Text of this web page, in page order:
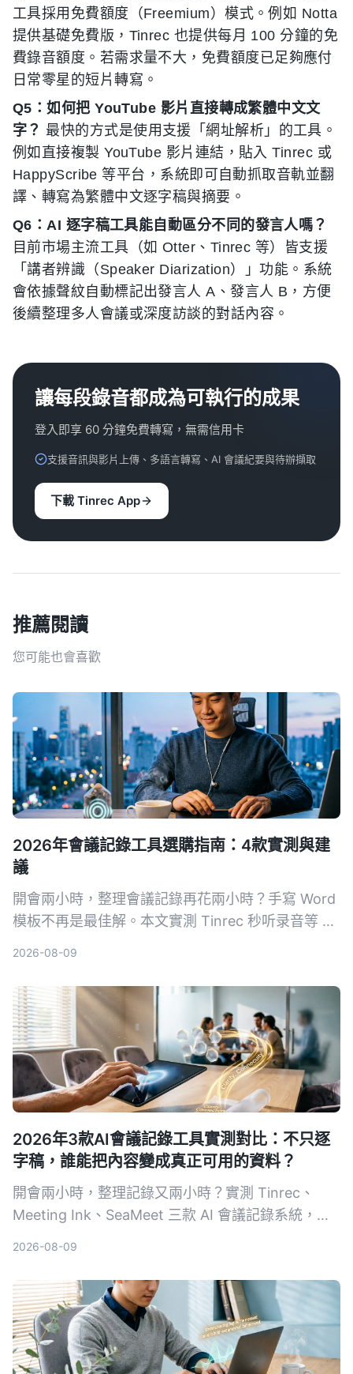
工具採用免費額度（Freemium）模式。例如 Notta
提供基礎免費版，Tinrec 也提供每月 100 分鐘的免
費錄音額度。若需求量不大，免費額度已足夠應付
日常零星的短片轉寫。
Q5：如何把 YouTube 影片直接轉成繁體中文文
字？ 最快的方式是使用支援「網址解析」的工具。
例如直接複製 YouTube 影片連結，貼入 Tinrec 或
HappyScribe 等平台，系統即可自動抓取音軌並翻
譯、轉寫為繁體中文逐字稿與摘要。
Q6：AI 逐字稿工具能自動區分不同的發言人嗎？
目前市場主流工具（如 Otter、Tinrec 等）皆支援
「講者辨識（Speaker Diarization）」功能。系統
會依據聲紋自動標記出發言人 A、發言人 B，方便
後續整理多人會議或深度訪談的對話內容。
讓每段錄音都成為可執行的成果
登入即享 60 分鐘免費轉寫，無需信用卡
支援音訊與影片上傳、多語言轉寫、AI 會議紀要與待辦擷取
下載 Tinrec App
推薦閱讀
您可能也會喜歡
2026年會議記錄工具選購指南：4款實測與建
議
開會兩小時，整理會議記錄再花兩小時？手寫 Word
模板不再是最佳解。本文實測 Tinrec 秒听录音等 4
項，把時間留給更重要的事。
2026-08-09
2026年3款AI會議記錄工具實測對比：不只逐
字稿，誰能把內容變成真正可用的資料？
開會兩小時，整理記錄又兩小時？實測 Tinrec、
Meeting Ink、SeaMeet 三款 AI 會議記錄系統，從
2026-08-09